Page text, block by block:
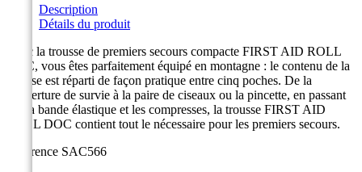
Description
Détails du produit
Avec la trousse de premiers secours compacte FIRST AID ROLL
DOC, vous êtes parfaitement équipé en montagne : le contenu de la
trousse est réparti de façon pratique entre cinq poches. De la
couverture de survie à la paire de ciseaux ou la pincette, en passant
par la bande élastique et les compresses, la trousse FIRST AID
ROLL DOC contient tout le nécessaire pour les premiers secours.
Référence SAC566